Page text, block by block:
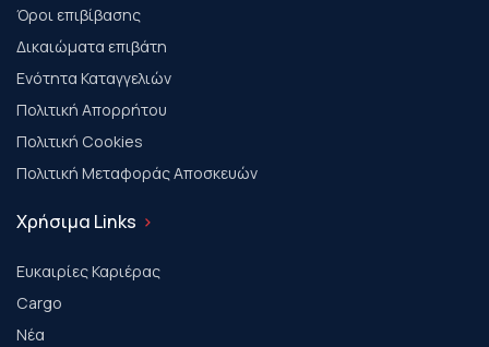
Όροι επιβίβασης
Δικαιώματα επιβάτη
Ενότητα Καταγγελιών
Πολιτική Απορρήτου
Πολιτική Cookies
Πολιτική Μεταφοράς Αποσκευών
Χρήσιμα Links
Ευκαιρίες Καριέρας
Cargo
Νέα